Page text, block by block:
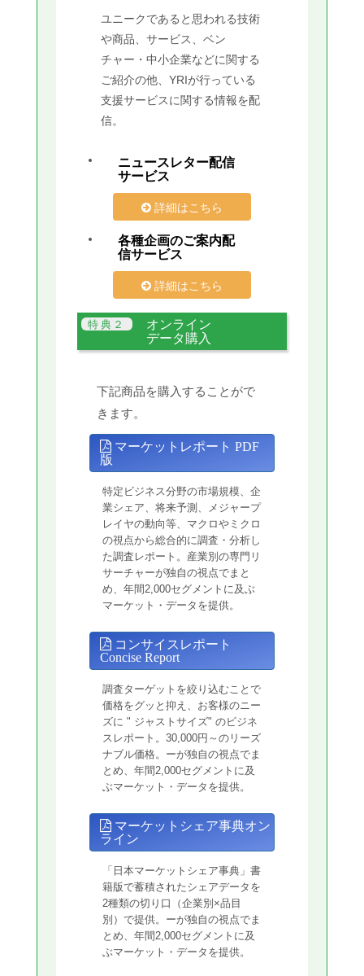
ユニークであると思われる技術
や商品、サービス、ベン
チャー・中小企業などに関する
ご紹介の他、YRIが行っている
支援サービスに関する情報を配
信。
ニュースレター配信
サービス
詳細はこちら
各種企画のご案内配
信サービス
詳細はこちら
オンライン
データ購入
下記商品を購入することがで
きます。
マーケットレポート PDF
版
特定ビジネス分野の市場規模、企
業シェア、将来予測、メジャープ
レイヤの動向等、マクロやミクロ
の視点から総合的に調査・分析し
た調査レポート。産業別の専門リ
サーチャーが独自の視点でまと
め、年間2,000セグメントに及ぶ
マーケット・データを提供。
コンサイスレポート
Concise Report
調査ターゲットを絞り込むことで
価格をグッと抑え、お客様のニー
ズに " ジャストサイズ" のビジネ
スレポート。30,000円～のリーズ
ナブル価格。ーが独自の視点でま
とめ、年間2,000セグメントに及
ぶマーケット・データを提供。
マーケットシェア事典オン
ライン
「日本マーケットシェア事典」書
籍版で蓄積されたシェアデータを
2種類の切り口（企業別×品目
別）で提供。ーが独自の視点でま
とめ、年間2,000セグメントに及
ぶマーケット・データを提供。